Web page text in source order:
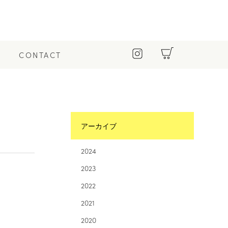
CONTACT
アーカイブ
2024
2023
2022
2021
2020